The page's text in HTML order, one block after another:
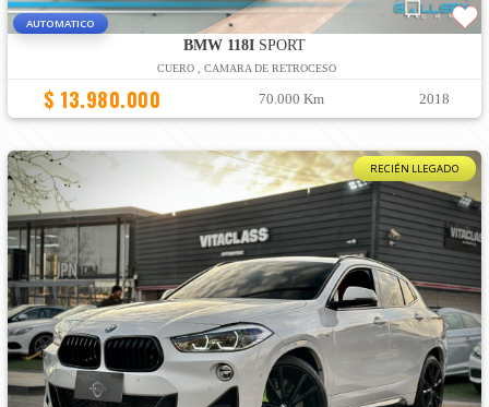
AUTOMATICO
BMW 118ISPORT
CUERO , CAMARA DE RETROCESO
$ 13.980.000 70.000 Km 2018
RECIÉN LLEGADO